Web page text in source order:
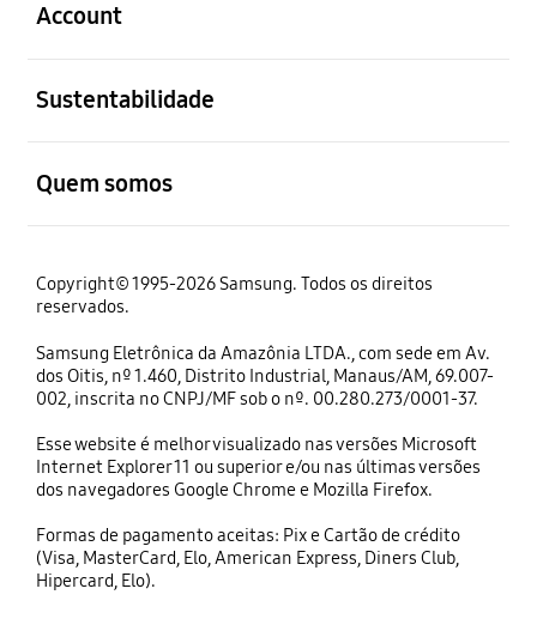
Account
Sustentabilidade
Quem somos
Copyright© 1995-2026 Samsung. Todos os direitos
reservados.
Samsung Eletrônica da Amazônia LTDA., com sede em Av.
dos Oitis, nº 1.460, Distrito Industrial, Manaus/AM, 69.007-
002, inscrita no CNPJ/MF sob o nº. 00.280.273/0001-37.
Esse website é melhor visualizado nas versões Microsoft
Internet Explorer 11 ou superior e/ou nas últimas versões
dos navegadores Google Chrome e Mozilla Firefox.
Formas de pagamento aceitas: Pix e Cartão de crédito
(Visa, MasterCard, Elo, American Express, Diners Club,
Hipercard, Elo).